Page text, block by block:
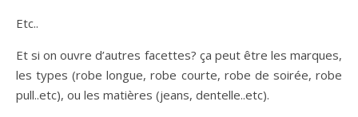
Etc..
Et si on ouvre d’autres facettes? ça peut être les marques,
les types (robe longue, robe courte, robe de soirée, robe
pull..etc), ou les matières (jeans, dentelle..etc).